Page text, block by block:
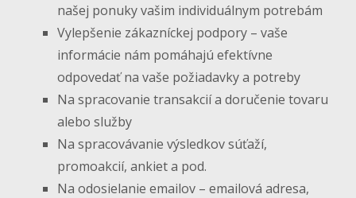
našej ponuky vašim individuálnym potrebám
Vylepšenie zákazníckej podpory – vaše
informácie nám pomáhajú efektívne
odpovedať na vaše požiadavky a potreby
Na spracovanie transakcií a doručenie tovaru
alebo služby
Na spracovávanie výsledkov súťaží,
promoakcií, ankiet a pod.
Na odosielanie emailov – emailová adresa,